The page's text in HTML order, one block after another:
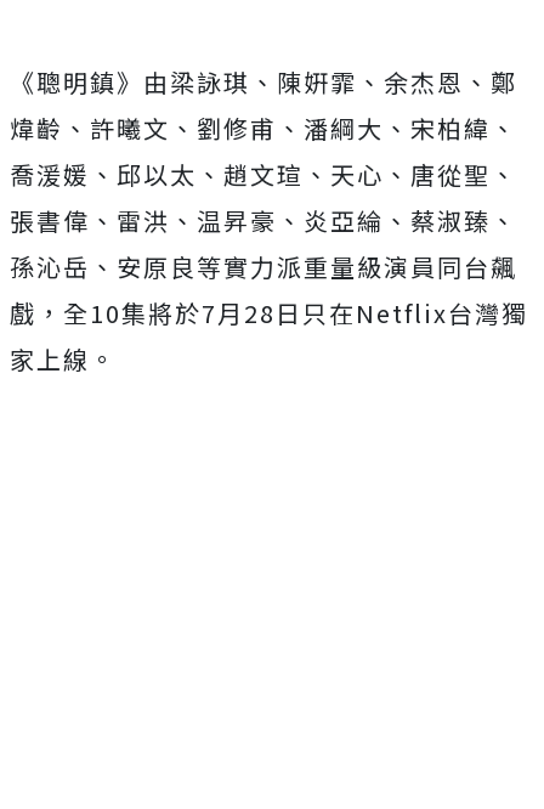
《聰明鎮》由梁詠琪、陳姸霏、余杰恩、鄭
煒齡、許曦文、劉修甫、 潘綱大、宋柏緯、
喬湲媛、邱以太、趙文瑄、天心、唐從聖、
張書偉、雷洪、温昇豪、炎亞綸、蔡淑臻、
孫沁岳、 安原良等實力派重量級演員同台飆
戲，全10集將於7月 28 日只在Netflix台灣獨
家上線。